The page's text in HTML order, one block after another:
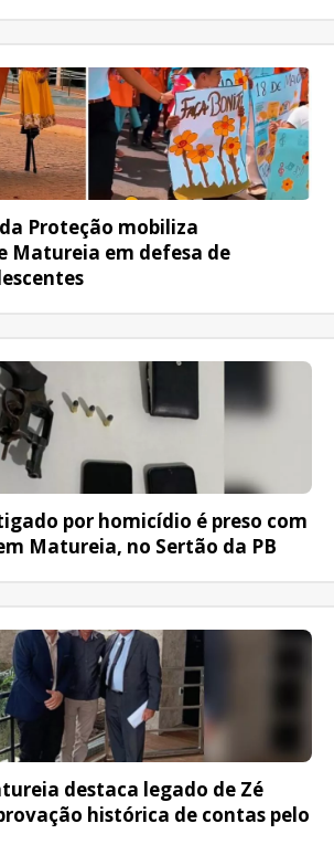
Proteção mobiliza
Matureia em defesa de
por homicídio é preso com
Matureia, no Sertão da PB
destaca legado de Zé
histórica de contas pelo